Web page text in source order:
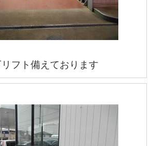
フト備えております